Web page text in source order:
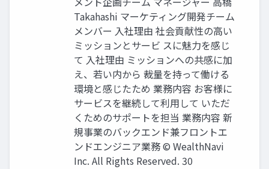
Takahashi マーケティング開発チーム
メンバー ⼊社理由 社会貢献性の⾼い
ミッションとサービ スに魅⼒を感じ
て ⼊社理由 ミッションへの共感に加
え、若い内から 裁量を持って働ける
環境と感じたため 業務内容 お客様に
サービスを継続して利⽤して いただ
くためのサポートを担当 業務内容 新
規事業のバックエンド兼フロントエ
ンドエンジニア業務 © WealthNavi
Inc. All Rights Reserved. 30